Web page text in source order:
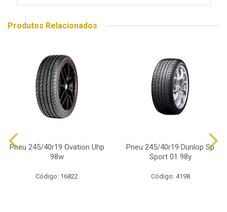
Produtos Relacionados
Pneu 245/40r19 Ovation Uhp
98w
Código: 16822
Pneu 245/40r19 Dunlop Sp
Sport 01 98y
Código: 4198